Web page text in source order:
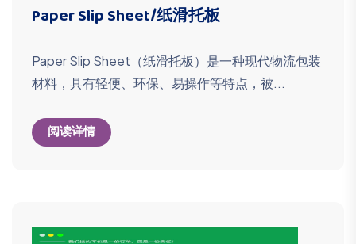
Paper Slip Sheet/纸滑托板
Paper Slip Sheet（纸滑托板）是一种现代物流包装
材料，具有轻便、环保、易操作等特点，被...
阅读详情